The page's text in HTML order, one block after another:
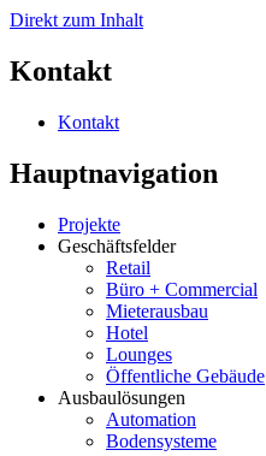
Direkt zum Inhalt
Kontakt
Kontakt
Hauptnavigation
Projekte
Geschäftsfelder
Retail
Büro + Commercial
Mieterausbau
Hotel
Lounges
Öffentliche Gebäude
Ausbaulösungen
Automation
Bodensysteme